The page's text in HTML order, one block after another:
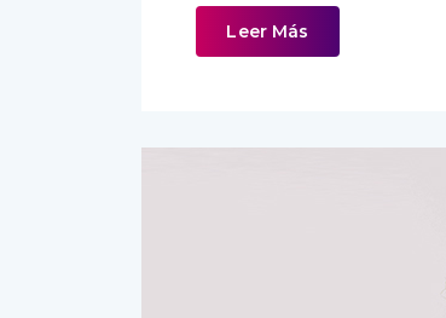
Leer Más